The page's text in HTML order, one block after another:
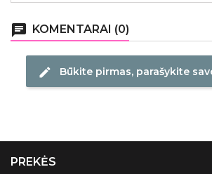
chat KOMENTARAI (0)
edit Būkite pirmas, parašykite
PREKĖS